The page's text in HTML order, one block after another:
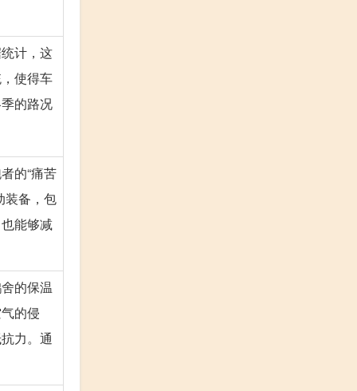
计，这
使得车
的路况
的“痛苦
装备，包
能够减
的保温
的侵
力。通